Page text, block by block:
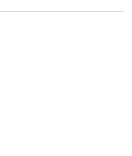
пламен што ги поврзува